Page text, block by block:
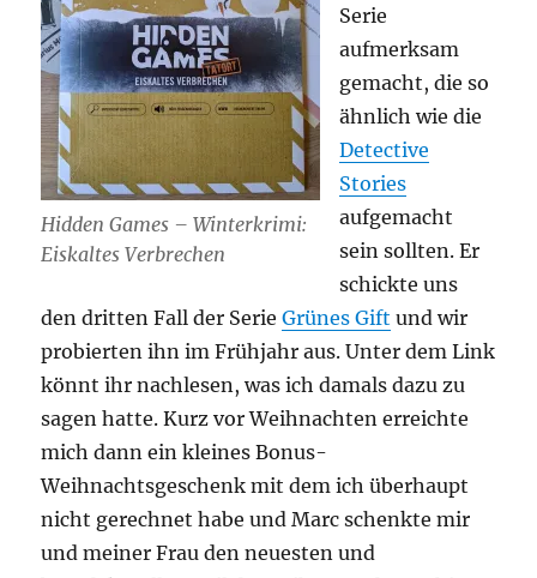
Hidden Games – Winterkrimi:
Eiskaltes Verbrechen
Serie
aufmerksam
gemacht, die so
ähnlich wie die
Detective
Stories
aufgemacht
sein sollten. Er
schickte uns
den dritten Fall der SerieGrünes Gift und wir
probierten ihn im Frühjahr aus. Unter dem Link
könnt ihr nachlesen, was ich damals dazu zu
sagen hatte. Kurz vor Weihnachten erreichte
mich dann ein kleines Bonus-
Weihnachtsgeschenk mit dem ich überhaupt
nicht gerechnet habe und Marc schenkte mir
und meiner Frau den neuesten und